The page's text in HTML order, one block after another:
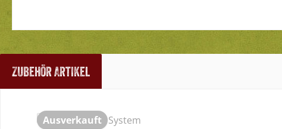
Zubehör Artikel
Produktgalerie überspringen
Ausverkauft